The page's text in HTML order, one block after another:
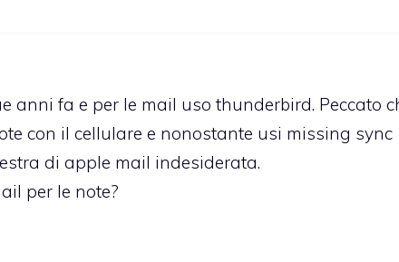
fa e per le mail uso thunderbird. Peccato
con il cellulare e nonostante usi missing sync
di apple mail indesiderata.
per le note?